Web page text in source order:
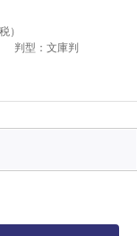
）
判型：文庫判